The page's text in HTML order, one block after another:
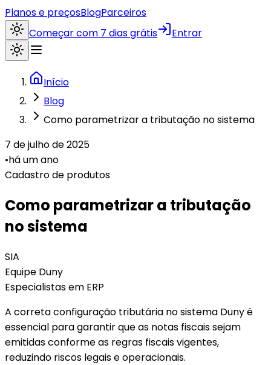
Planos e preçosBlogParceiros
Começar com 7 dias grátis
Entrar
Início
Blog
Como parametrizar a tributação no sistema
7 de julho de 2025
•há um ano
Cadastro de produtos
Como parametrizar a tributação
no sistema
SIA
Equipe Duny
Especialistas em ERP
A correta configuração tributária no sistema Duny é
essencial para garantir que as notas fiscais sejam
emitidas conforme as regras fiscais vigentes,
reduzindo riscos legais e operacionais.